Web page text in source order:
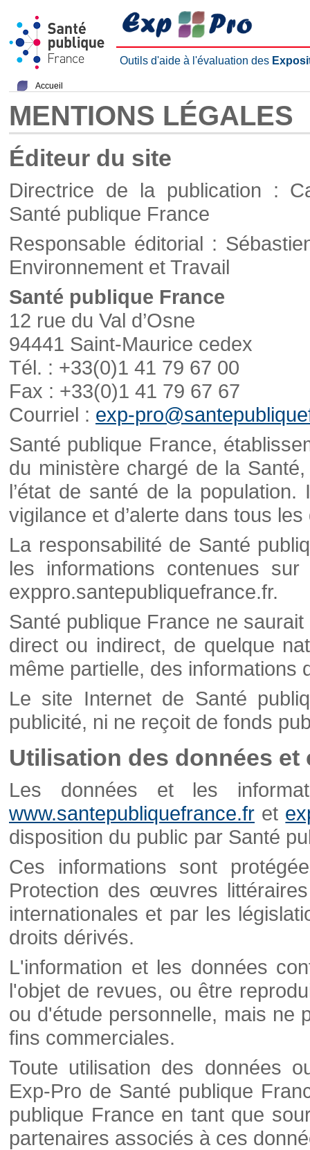
Outils d'aide à l'évaluation des
Accueil
MENTIONS LÉGALES
Éditeur du site
Directrice de la publication :
Santé publique France
Responsable éditorial :
Environnement et Travail
Santé publique France
12 rue du Val d’Osne
94441 Saint-Maurice cedex
Tél. : +33(0)1 41 79 67 00
Fax : +33(0)1 41 79 67 67
Courriel : exp-
Santé publique France,
du ministère chargé de la
l’état de santé de la
vigilance et d’alerte dans tous
La responsabilité de Santé
les informations contenues
exppro.santepubliquefrance.fr.
Santé publique France ne
direct ou indirect, de quelque
même partielle, des informations
Le site Internet de Santé
publicité, ni ne reçoit de fonds
Utilisation des données et
Les données et les
www.santepubliquefrance.fr et
disposition du public par Santé
Ces informations sont
Protection des œuvres
internationales et par les
droits dérivés.
L'information et les données
l'objet de revues, ou être
ou d'étude personnelle, mais ne
fins commerciales.
Toute utilisation des données
Exp-Pro de Santé publique
publique France en tant que
partenaires associés à ces